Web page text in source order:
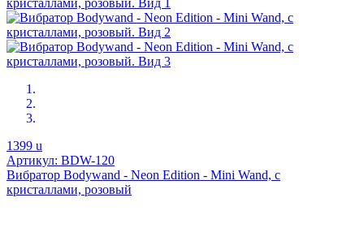
1399 u
Артикул: BDW-120
Вибратор Bodywand - Neon Edition - Mini Wand, с
кристаллами, розовый